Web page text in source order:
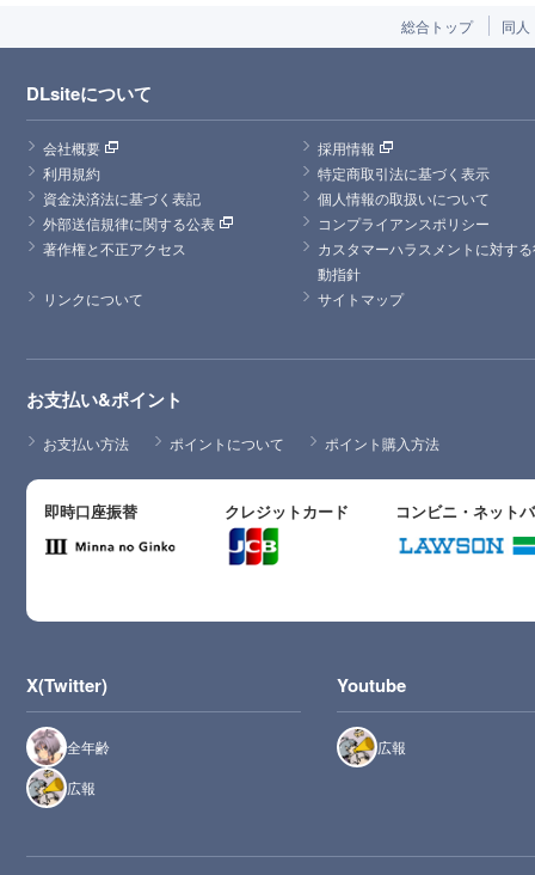
総合トップ 同人
DLsiteについて
会社概要
採用情報
利用規約
特定商取引法に基づく表示
資金決済法に基づく表記
個人情報の取扱いについて
外部送信規律に関する公表
コンプライアンスポリシー
著作権と不正アクセス
カスタマーハラスメントに対す
動指針
リンクについて
サイトマップ
お支払い&ポイント
お支払い方法 ポイントについて ポイント購入方法
即時口座振替 クレジットカード コンビニ・ネット
X(Twitter)
全年齢
広報
Youtube
広報